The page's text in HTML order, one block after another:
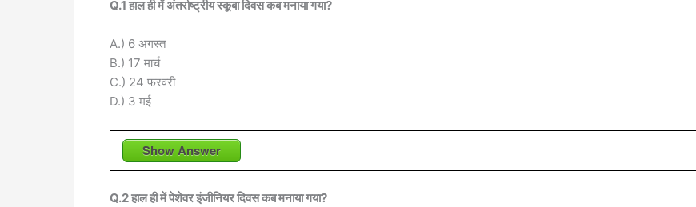
Q.1 हाल ही में अंतर्राष्ट्रीय स्कूबा दिवस कब मनाया गया?
A.) 6 अगस्त
B.) 17 मार्च
C.) 24 फरवरी
D.) 3 मई
Show Answer
Q.2 हाल ही में पेशेवर इंजीनियर दिवस कब मनाया गया?